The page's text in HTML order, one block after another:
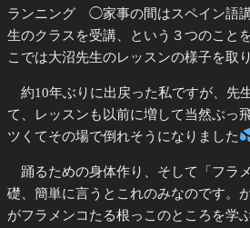
ランニング ◯家事の間はスペイン語
生のクラスを受講、という３つのこと
こでは大沼先生のレッスンの様子を取
約10年ぶりに出戻った私ですが、先
て、レッスンも以前に増して当然ぶっ
ツくてその場で倒れそうになりました
踊るための身体作り、そして「フラ
礎、簡単に言うとこれのみなのです。
がフラメンコたる根っこのところを学